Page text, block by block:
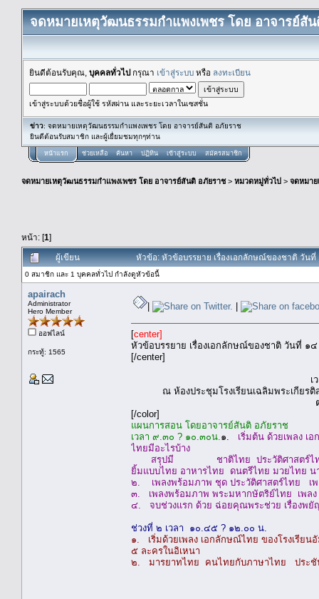
จดหมายเหตุวัฒนธรรมกำแพงเพชร โดย อาจารย์สั
ยินดีต้อนรับคุณ, บุคคลทั่วไปกรุณา เข้าสู่ระบบ หรือ ลงทะเบียน
เข้าสู่ระบบด้วยชื่อผู้ใช้ รหัสผ่าน และระยะเวลาในเซสชั่น
ข่าว: จดหมายเหตุวัฒนธรรมกำแพงเพชร โดย อาจารย์สันติ อภัยราช
ยินดีต้อนรับสมาชิก และผู้เยื่ยมชมทุกๆท่าน
หน้าแรก ช่วยเหลือ ค้นหา ปฏิทิน เข้าสู่ระบบ สมัครสมาชิก
จดหมายเหตุวัฒนธรรมกำแพงเพชร โดย อาจารย์สันติ อภัยราช> หมวดหมู่ทั่วไป > จดหมา
หน้า: [1]
ผู้เขียน หัวข้อ: หัวข้อบรรยาย เรื่องเอกลักษณ์ของชาติ วั
0 สมาชิก และ 1 บุคคลทั่วไป กำลังดูหัวข้อนี้
apairach
Administrator
Hero Member
ออฟไลน์
กระทู้: 1565
| |
[center]
หัวข้อบรรยาย เรื่องเอกลักษณ์ของชาติ วันที่
[/center]
เ
ณ ห้องประชุมโรงเรียนเฉลิมพระเกียร
[/color]
แผนการสอน โดยอาจารย์สันติ อภัยราช
เวลา ๙.๓๐ ? ๑๐.๓๐น. ๑. เริ่มต้น ด้วยเพลง
ไทยมีอะไรบ้าง
สรุปมี ชาติไทย ประวัติศาสตร์ไทย พ
ยิ้มแบบไทย อาหารไทย ดนตรีไทย มวยไทย น
๒. เพลงพร้อมภาพ ชุด ประวัติศาสตร์ไทย เ
๓. เพลงพร้อมภาพ พระมหากษัตริย์ไทย เพลง
๔. จบช่วงแรก ด้วย ฉ่อยคุณพระช่วย เรื่องพยั
ช่วงที่ ๒ เวลา ๑๐.๔๕ ? ๑๒.๐๐ น.
๑. เริ่มด้วยเพลง เอกลักษณ์ไทย ของโรงเรี
๕ ละครในอิเหนา
๒. มารยาทไทย คนไทยกับภาษาไทย ประ